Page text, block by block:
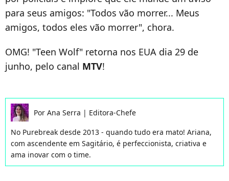
para seus amigos: "Todos vão morrer... Meus
amigos, todos eles vão morrer", chora.
OMG! "Teen Wolf" retorna nos EUA dia 29 de
junho, pelo canal MTV!
Por Ana Serra | Editora-Chefe
No Purebreak desde 2013 - quando tudo era mato! Ariana,
com ascendente em Sagitário, é perfeccionista, criativa e
ama inovar com o time.